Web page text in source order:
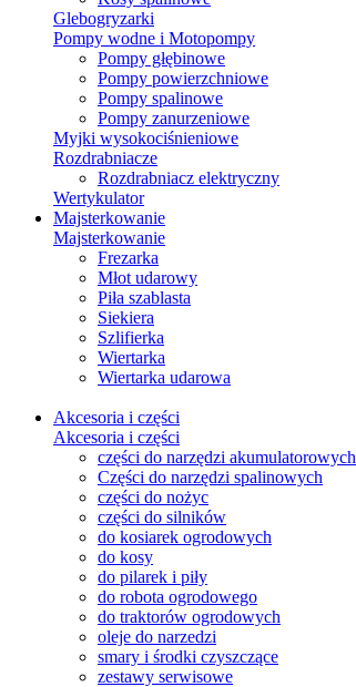
Glebogryzarki
Pompy wodne i Motopompy
Pompy głębinowe
Pompy powierzchniowe
Pompy spalinowe
Pompy zanurzeniowe
Myjki wysokociśnieniowe
Rozdrabniacze
Rozdrabniacz elektryczny
Wertykulator
Majsterkowanie
Majsterkowanie
Frezarka
Młot udarowy
Piła szablasta
Siekiera
Szlifierka
Wiertarka
Wiertarka udarowa
Akcesoria i części
Akcesoria i części
części do narzędzi akumulatorowych
Części do narzędzi spalinowych
części do nożyc
części do silników
do kosiarek ogrodowych
do kosy
do pilarek i piły
do robota ogrodowego
do traktorów ogrodowych
oleje do narzedzi
smary i środki czyszczące
zestawy serwisowe